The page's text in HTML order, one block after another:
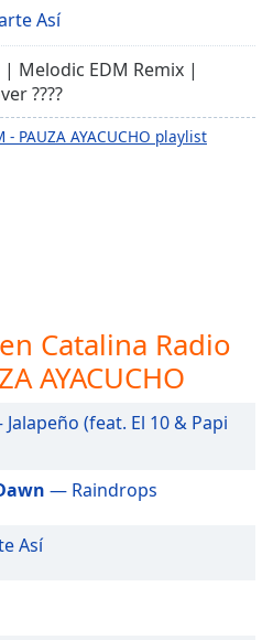
Así
| Melodic EDM Remix |
????
PAUZA AYACUCHO playlist
Catalina Radio
AYACUCHO
(feat. El 10 & Papi
— Raindrops
Así